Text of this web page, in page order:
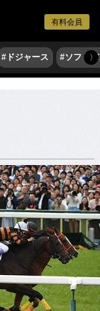
有料会員
#ドジャース #ソフト〉